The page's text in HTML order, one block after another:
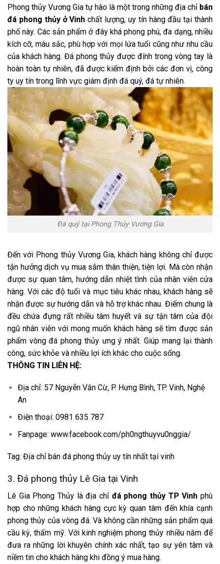
Phong thủy Vương Gia tự hào là một trong những địa chỉ bán
đá phong thủy ở Vinh chất lượng, uy tín hàng đầu tại thành
phố này. Các sản phẩm ở đây khá phong phú, đa dạng, nhiều
kích cỡ, màu sắc, phù hợp với mọi lứa tuổi cũng như nhu cầu
của khách hàng. Đá phong thủy được đính trong vòng tay là
hoàn toàn tự nhiên, đã được kiểm định bởi các đơn vị, công
ty uy tín trong lĩnh vực giám định đá quý, đá tự nhiên.
Đá quý tại Phong Thủy Vương Gia
Đến với Phong thủy Vương Gia, khách hàng không chỉ được
tận hưởng dịch vụ mua sắm thân thiện, tiện lợi. Mà còn nhận
được sự quan tâm, hướng dẫn nhiệt tình của nhân viên cửa
hàng. Với các độ tuổi và mục tiêu khác nhau, khách hàng sẽ
nhận được sự hướng dẫn và hỗ trợ khác nhau. Điểm chung là
đều chứa đựng rất nhiều tâm huyết và sự tận tâm của đội
ngũ nhân viên với mong muốn khách hàng sẽ tìm được sản
phẩm vòng đá phong thủy ưng ý nhất. Giúp mang lại thành
công, sức khỏe và nhiều lợi ích khác cho cuộc sống.
THÔNG TIN LIÊN HỆ:
Địa chỉ: 57 Nguyễn Văn Cừ, P. Hưng Bình, TP. Vinh, Nghệ
An
Điện thoại: 0981 635 787
Fanpage: www.facebook.com/ph0ngthuyvu0nggia/
Tag: Địa chỉ bán đá phong thủy uy tín nhất tại vinh
3. Đá phong thủy Lê Gia tại Vinh
Lê Gia Phong Thủy là địa chỉ đá phong thủy TP Vinhphù
hợp cho những khách hàng cực kỳ quan tâm đến khía cạnh
phong thủy của vòng đá. Và không cần những sản phẩm quá
cầu kỳ, thẩm mỹ. Với kinh nghiệm phong thủy nhiều năm để
đưa ra những lời khuyên chính xác nhất, tạo sự yên tâm và
niềm tin cho khách hàng khi đồng ý mua hàng.